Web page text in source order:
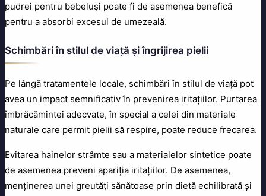
pudrei pentru bebeluși poate fi de asemenea benefică
pentru a absorbi excesul de umezeală.
Schimbări în stilul de viață și îngrijirea pielii
Pe lângă tratamentele locale, schimbări în stilul de viață pot
avea un impact semnificativ în prevenirea iritațiilor. Purtarea
îmbrăcămintei adecvate, în special a celei din materiale
naturale care permit pielii să respire, poate reduce frecarea.
Evitarea hainelor strâmte sau a materialelor sintetice poate
de asemenea preveni apariția iritațiilor. De asemenea,
menținerea unei greutăți sănătoase prin dietă echilibrată și